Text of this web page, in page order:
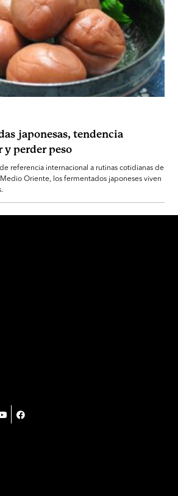
japonesas, tendencia
y perder peso
referencia internacional a rutinas cotidianas de
Oriente, los fermentados japoneses viven